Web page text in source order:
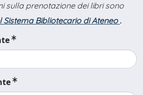
sulla prenotazione dei libri sono
Sistema Bibliotecario di Ateneo .